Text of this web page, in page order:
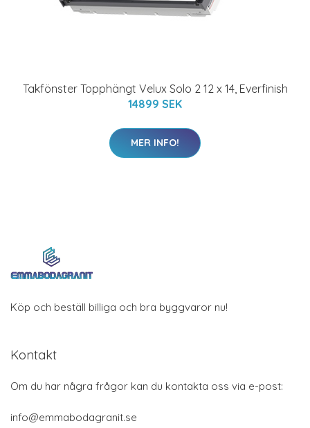
Takfönster Topphängt Velux Solo 2 12 x 14, Everfinish
14899 SEK
MER INFO!
Köp och beställ billiga och bra byggvaror nu!
Kontakt
Om du har några frågor kan du kontakta oss via e-post:
info@emmabodagranit.se